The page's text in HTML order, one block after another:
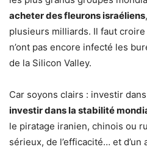
acheter des fleurons israéliens
plusieurs milliards. Il faut
n’ont pas encore infecté les
de la Silicon Valley.
Car soyons clairs : investir
investir dans la stabilité
le piratage iranien, chinois ou
sérieux, de l’efficacité… et d’un